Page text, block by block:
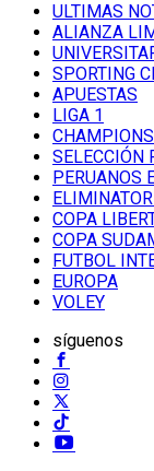
ULTIMAS
ALIANZA
SPORTING
APUESTAS
LIGA 1
SELECCIÓN
PERUANOS
COPA
COPA
FUTBOL
EUROPA
VOLEY
síguenos